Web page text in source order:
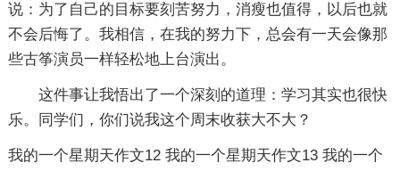
说：为了自己的目标要刻苦努力，消瘦也值得，以后也就
不会后悔了。我相信，在我的努力下，总会有一天会像那
些古筝演员一样轻松地上台演出。
这件事让我悟出了一个深刻的道理：学习其实也很快
乐。同学们，你们说我这个周末收获大不大？
我的一个星期天作文12 我的一个星期天作文13 我的一个